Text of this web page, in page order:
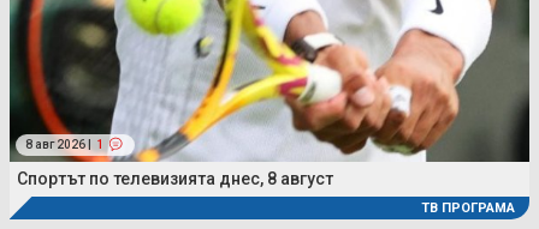
8 авг 2026 | 1
Спортът по телевизията днес, 8 август
ТВ ПРОГРАМА